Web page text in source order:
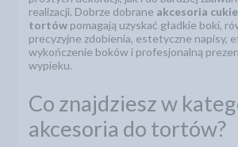
realizacji. Dobrze dobrane akcesoria
tortów pomagają uzyskać gładkie boki,
precyzyjne zdobienia, estetyczne napisy,
wykończenie boków i profesjonalną
wypieku.
Co znajdziesz w
akcesoria do tortów?